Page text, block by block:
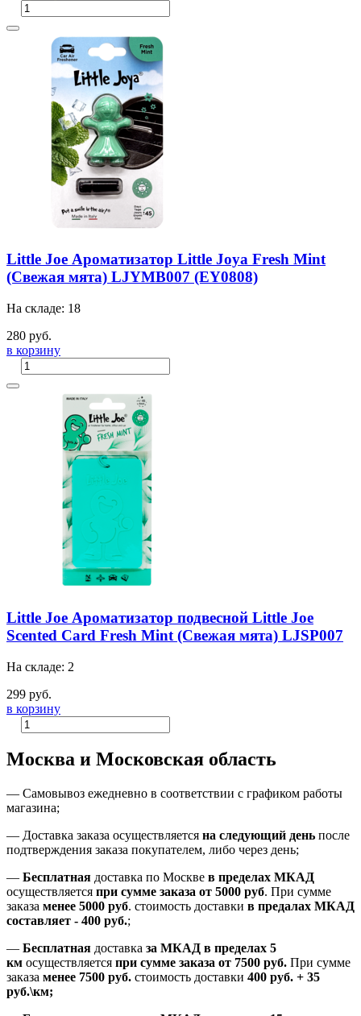
Little Joe Ароматизатор Little Joya Fresh Mint
(Свежая мята) LJYMB007 (EY0808)
На складе: 18
280 руб.
в корзину
Little Joe Ароматизатор подвесной Little Joe
Scented Card Fresh Mint (Свежая мята) LJSP007
На складе: 2
299 руб.
в корзину
Москва и Московская область
— Самовывоз ежедневно в соответствии с графиком работы
магазина;
— Доставка заказа осуществляется на следующий день после
подтверждения заказа покупателем, либо через день;
— Бесплатная доставка по Москве в пределах МКАД
осуществляется при сумме заказа от 5000 руб. При сумме
заказа менее 5000 руб. стоимость доставки в предалах МКАД
составляет - 400 руб.;
— Бесплатная доставка за МКАД в пределах 5
км осуществляется при сумме заказа от 7500 руб. При сумме
заказа менее 7500 руб. стоимость доставки 400 руб. + 35
руб.\км;